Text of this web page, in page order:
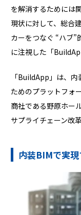
を解消するためには
現状に対して、総合
カーをつなぐ “ハブ
に注視した「
「BuildApp」は、
ためのプラットフォ
商社である野原ホー
サプライチェーン改
内装BIMで実